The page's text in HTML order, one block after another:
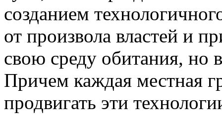
созданием
от произвола властей и
свою среду обитания, но
Причем каждая местная
продвигать эти